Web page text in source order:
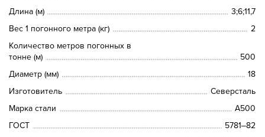
Длина (м)
3;6;11,7
Вес 1 погонного метра (кг)
2
Количество метров погонных в
тонне (м)
500
Диаметр (мм)
18
Изготовитель
Северсталь
Марка стали
А500
ГОСТ
5781‒82